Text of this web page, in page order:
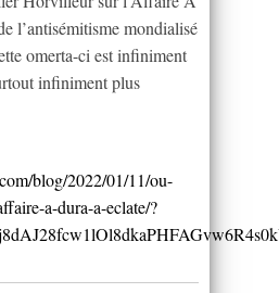
l’antisémitisme mondialisé
omerta-ci est infiniment
infiniment plus
blog/2022/01/11/ou-
a-dura-a-eclate/?